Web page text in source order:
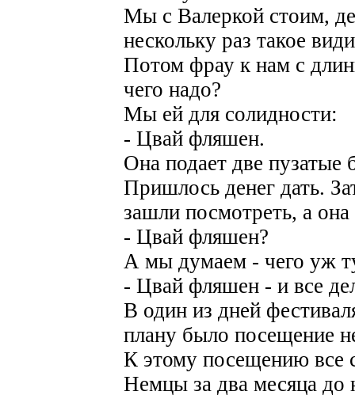
Мы с Валеркой стоим,
нескольку раз такое
Потом фрау к нам с
чего надо?
Мы ей для солидности:
- Цвай фляшен.
Она подает две пузатые
Пришлось денег дать.
зашли посмотреть, а
- Цвай фляшен?
А мы думаем - чего уж
- Цвай фляшен - и все
В один из дней
плану было посещение
К этому посещению все
Немцы за два месяца до